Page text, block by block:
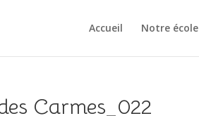
Accueil Notre école
Carmes_022